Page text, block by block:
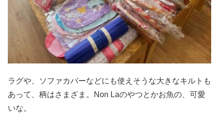
ラグや、ソファカバーなどにも使えそうな大きなキルトも
あって、柄はさまざま。Non Laのやつとかお魚の、可愛
いな。